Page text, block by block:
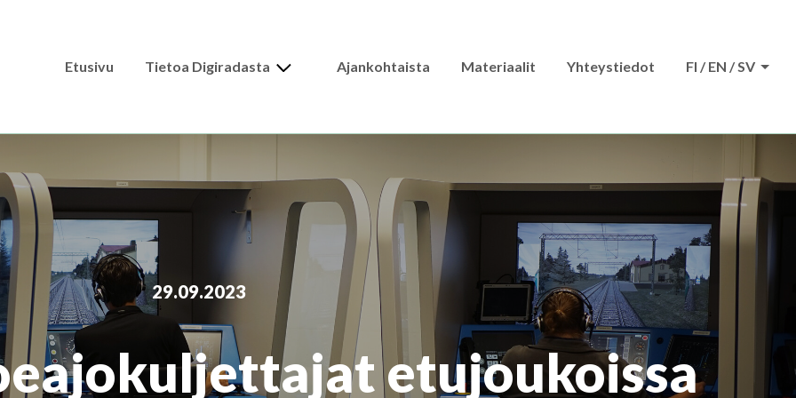
Etusivu Tietoa Digiradasta Expand
menu
Ajankohtaista Materiaalit Yhteystiedot FI / EN / SV
29.09.2023
etujoukoissa